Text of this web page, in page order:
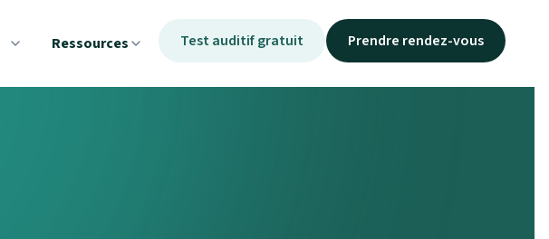
Ressources Test auditif gratuit Prendre rendez-vous